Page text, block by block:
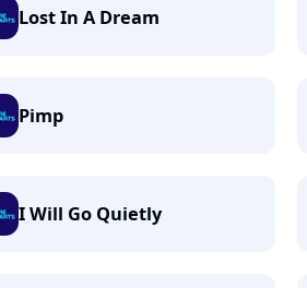
Lost In A Dream
Pimp
I Will Go Quietly